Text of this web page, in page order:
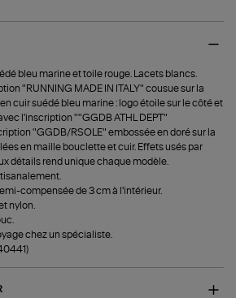
bleu marine et toile rouge. Lacets blancs.
"RUNNING MADE IN ITALY" cousue sur la
cuir suédé bleu marine : logo étoile sur le côté et
l'inscription ""GGDB ATHL DEPT"
"GGDB/RSOLE" embossée en doré sur la
en maille bouclette et cuir. Effets usés par
détails rend unique chaque modèle.
compensée de 3 cm à l'intérieur.
nylon.
chez un spécialiste.